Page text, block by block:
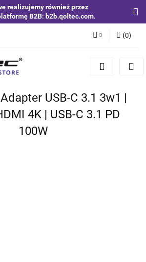
realizujemy również przez
B2B: b2b.qoltec.com.
Zaloguj się
Zgody cookies
(0)
USB-C 3.1 3w1 |
4K | USB-C 3.1 PD
100W